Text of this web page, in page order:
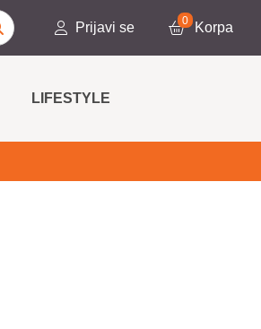
Prijavi se 0 Korpa
LIFESTYLE